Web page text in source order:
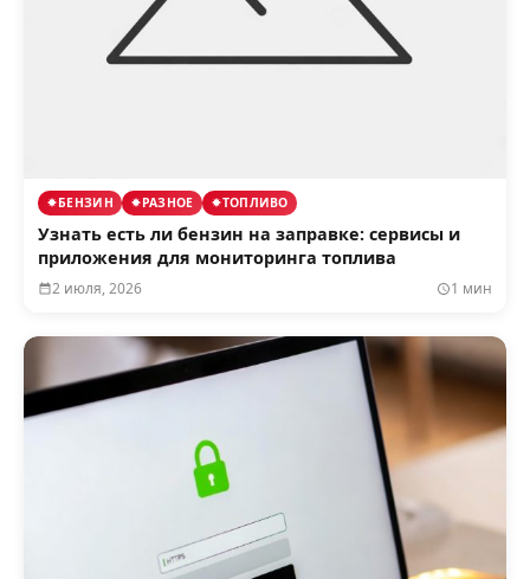
БЕНЗИН РАЗНОЕ ТОПЛИВО
Узнать есть ли бензин на заправке: сервисы и
приложения для мониторинга топлива
2 июля, 2026 1 мин